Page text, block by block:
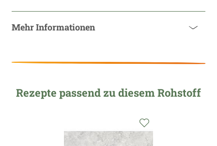
Mehr Informationen
Rezepte passend zu diesem Rohstoff